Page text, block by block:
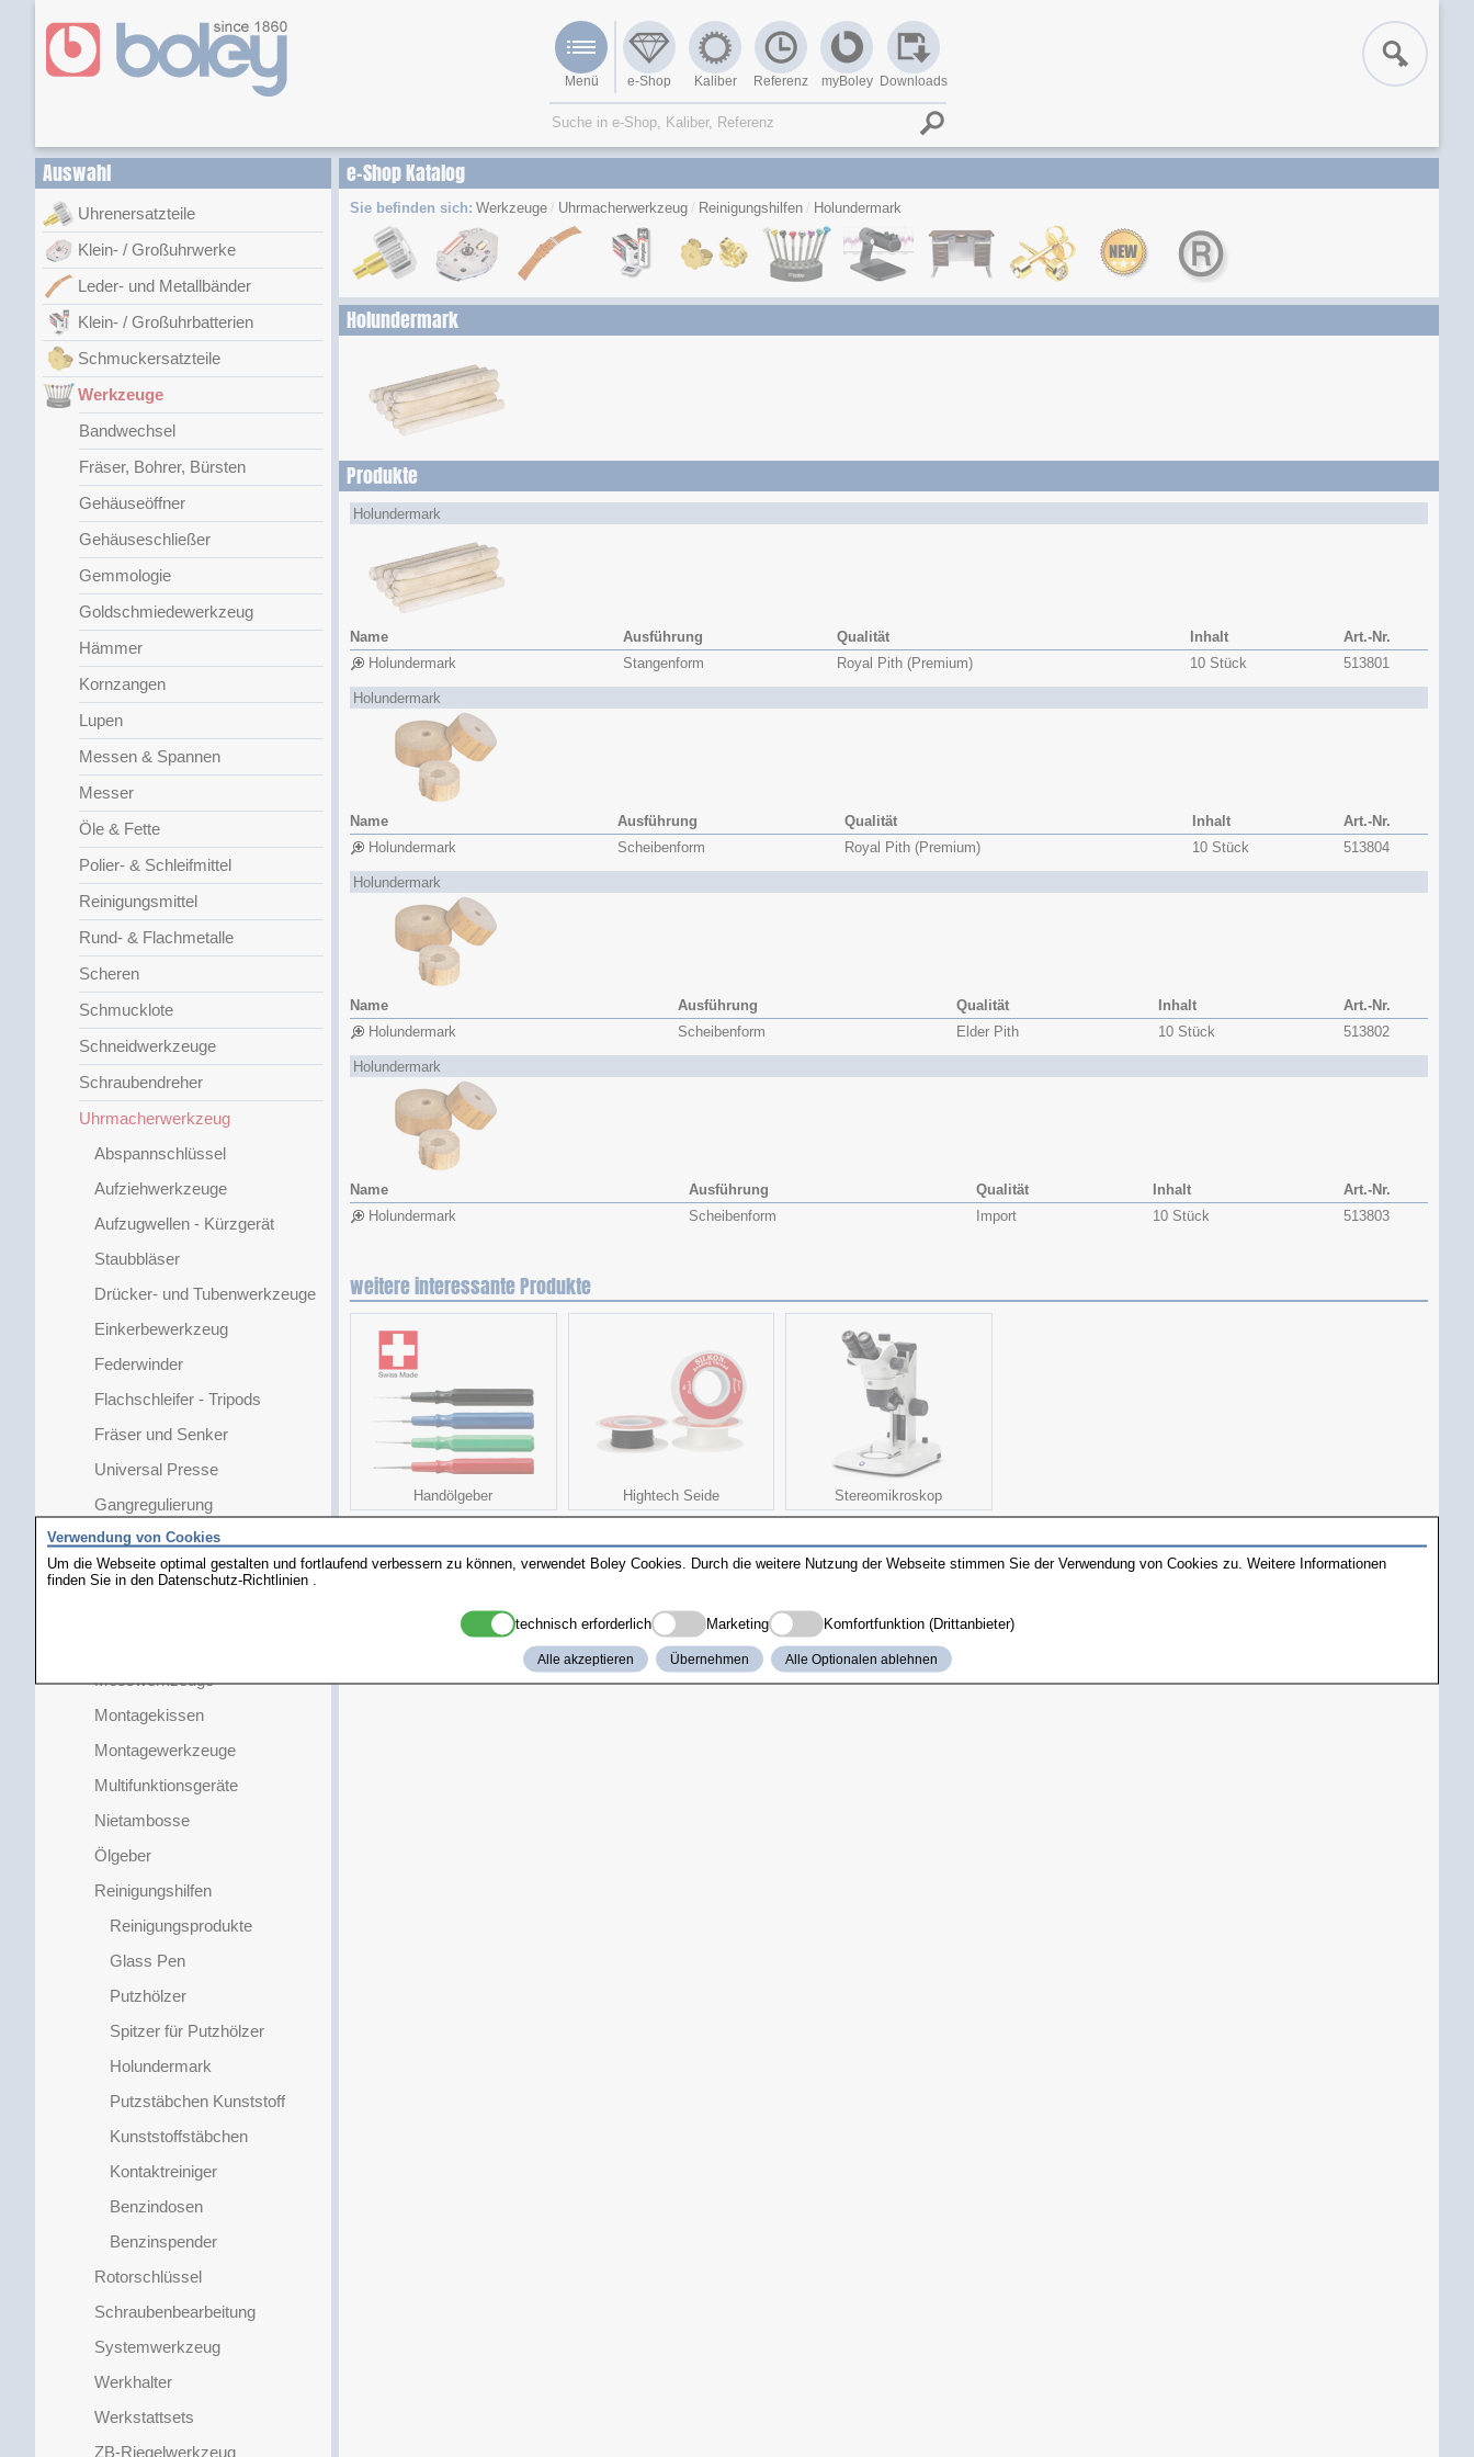
Menü e-Shop Kaliber Referenz myBoley Downloads
Auswahl
Uhrenersatzteile
Klein- / Großuhrwerke
Leder- und Metallbänder
Klein- / Großuhrbatterien
Schmuckersatzteile
Werkzeuge
Bandwechsel
Fräser, Bohrer, Bürsten
Gehäuseöffner
Gehäuseschließer
Gemmologie
Goldschmiedewerkzeug
Hämmer
Kornzangen
Lupen
Messen & Spannen
Messer
Öle & Fette
Polier- & Schleifmittel
Reinigungsmittel
Rund- & Flachmetalle
Scheren
Schmucklote
Schneidwerkzeuge
Schraubendreher
Uhrmacherwerkzeug
Abspannschlüssel
Aufziehwerkzeuge
Aufzugwellen - Kürzgerät
Staubbläser
Drücker- und Tubenwerkzeuge
Einkerbewerkzeug
Federwinder
Flachschleifer - Tripods
Fräser und Senker
Universal Presse
Gangregulierung
Glas- und Lünettenwechsel
Kaliberspezifisch
Messwerkzeuge
Montagekissen
Montagewerkzeuge
Multifunktionsgeräte
Nietambosse
Ölgeber
Reinigungshilfen
Reinigungsprodukte
Glass Pen
Putzhölzer
Spitzer für Putzhölzer
Holundermark
Putzstäbchen Kunststoff
Kunststoffstäbchen
Kontaktreiniger
Benzindosen
Benzinspender
Rotorschlüssel
Schraubenbearbeitung
Systemwerkzeug
Werkhalter
Werkstattsets
ZB-Riegelwerkzeug
e-Shop Katalog
Sie befinden sich: Werkzeuge Uhrmacherwerkzeug Reinigungshilfen Holundermark
Holundermark
Produkte
Holundermark
Name Ausführung Qualität Inhalt
Art.-Nr.
Holundermark
Stangenform Royal Pith (Premium) 10 Stück 513801
Holundermark
Name Ausführung Qualität Inhalt
Art.-Nr.
Holundermark
Scheibenform Royal Pith (Premium) 10 Stück 513804
Holundermark
Name Ausführung Qualität Inhalt
Art.-Nr.
Holundermark
Scheibenform Elder Pith 10 Stück 513802
Holundermark
Name Ausführung Qualität Inhalt
Art.-Nr.
Holundermark
Scheibenform Import 10 Stück 513803
weitere interessante Produkte
Handölgeber Hightech Seide Stereomikroskop
Verwendung von Cookies
Um die Webseite optimal gestalten und fortlaufend verbessern zu können, verwendet Boley Cookies. Durch die weitere Nutzung der Webseite stimmen Sie der Verwendung von Cookies zu. Weitere Informationen
finden Sie in den Datenschutz-Richtlinien
technisch erforderlich Marketing Komfortfunktion (Drittanbieter)
Alle akzeptieren Übernehmen Alle Optionalen ablehnen